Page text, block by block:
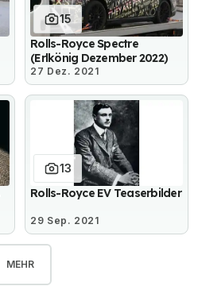
15
Rolls-Royce Spectre
(Erlkönig Dezember 2022)
27 Dez. 2021
13
Rolls-Royce EV Teaserbilder
29 Sep. 2021
MEHR